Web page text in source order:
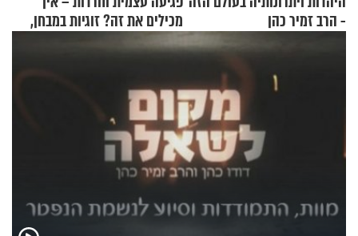
- הרב זמיר כהן
מכילים את זה? זוגיות במבחן,
הפעם עם יהודית ואלתר כהן